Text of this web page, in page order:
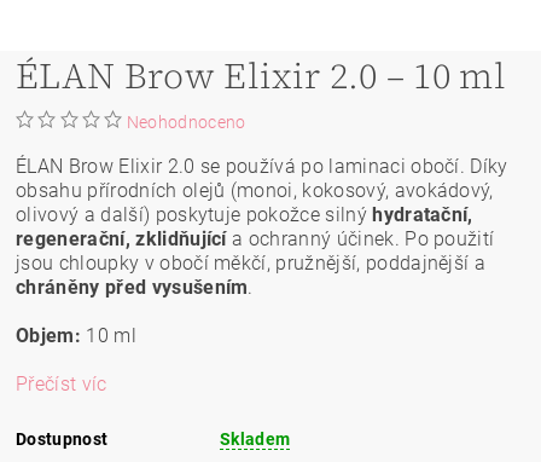
ÉLAN Brow Elixir 2.0 – 10 ml
Neohodnoceno
ÉLAN Brow Elixir 2.0 se používá po laminaci obočí. Díky
obsahu přírodních olejů (monoi, kokosový, avokádový,
olivový a další) poskytuje pokožce silnýhydratační,
regenerační, zklidňujícía ochranný účinek. Po použití
jsou chloupky v obočí měkčí, pružnější, poddajnější a
chráněny před vysušením.
Objem: 10 ml
Přečíst víc
Dostupnost Skladem